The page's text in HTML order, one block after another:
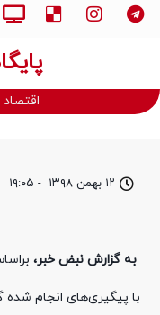
اقتصاد
۱۲ بهمن ۱۳۹۸ - ۱۹:۰۵
به گزارش نبض خبر،
با پیگیری‌های انجام